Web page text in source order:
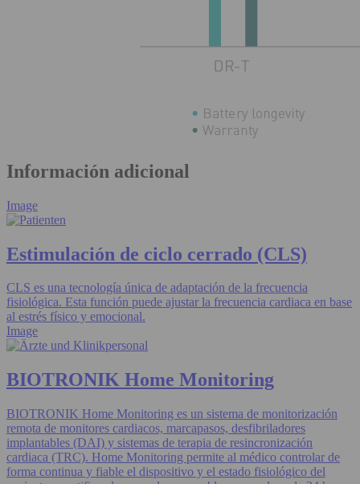
Información adicional
Image
Estimulación de ciclo cerrado (CLS)
CLS es una tecnología única de adaptación de la frecuencia
fisiológica. Esta función puede ajustar la frecuencia cardiaca en base
al estrés físico y emocional.
Image
BIOTRONIK Home Monitoring
BIOTRONIK Home Monitoring es un sistema de monitorización
remota de monitores cardiacos, marcapasos, desfibriladores
implantables (DAI) y sistemas de terapia de resincronización
cardiaca (TRC). Home Monitoring permite al médico controlar de
forma continua y fiable el dispositivo y el estado fisiológico del